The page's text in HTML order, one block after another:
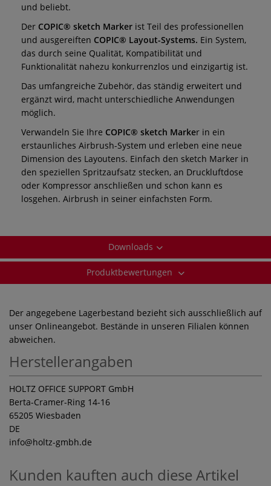
und beliebt.
Der COPIC® sketch Marker ist Teil des professionellen
und ausgereiften COPIC® Layout-Systems. Ein System,
das durch seine Qualität, Kompatibilität und
Funktionalität nahezu konkurrenzlos und einzigartig ist.
Das umfangreiche Zubehör, das ständig erweitert und
ergänzt wird, macht unterschiedliche Anwendungen
möglich.
Verwandeln Sie Ihre COPIC® sketch Marker in ein
erstaunliches Airbrush-System und erleben eine neue
Dimension des Layoutens. Einfach den sketch Marker in
den speziellen Spritzaufsatz stecken, an Druckluftdose
oder Kompressor anschließen und schon kann es
losgehen. Airbrush in seiner einfachsten Form.
Downloads
Produktbewertungen
Der angegebene Lagerbestand bezieht sich ausschließlich auf
unser Onlineangebot. Bestände in unseren Filialen können
abweichen.
Herstellerangaben
HOLTZ OFFICE SUPPORT GmbH
Berta-Cramer-Ring 14-16
65205 Wiesbaden
DE
info@holtz-gmbh.de
Kunden kauften auch diese Artikel